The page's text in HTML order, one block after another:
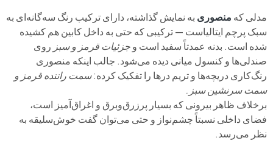
مدلی که منصوری به نمایش گذاشته، دارای ترکیب رنگ سه‌گانه‌ای به
سبک پرچم ایتالیاست — ترکیبی که حتی به داخل کابین هم کشیده
شده است. بدنه عمدتاً سفید است وجزئیات قرمز و سبز روی
صندلی‌ها و کنسول میانی دیده می‌شود. جالب اینکه منصوری
رنگ‌کاری دریچه‌ها و تریم درها را تفکیک کرده:سمت راننده قرمز و
سمت سرنشین سبز.
برخلاف ظاهر بیرونی که بسیار پرزرق‌وبرق و اغراق‌آمیز است،
فضای داخلی نسبتاً چشم‌نواز و حتی می‌توان گفت خوش‌سلیقه به
نظر می‌رسد.